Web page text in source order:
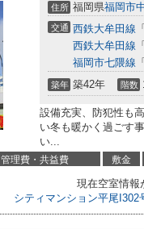
住所 福岡県福岡市
交通 西鉄大牟田線 「
西鉄大牟田線 「
福岡市七隈線 「
築年 築42年 階数
設備充実、防犯性も
い冬も暖かく過ごす
い...
管理費・共益費 敷金
現在空室情報
シティマンション平尾I302